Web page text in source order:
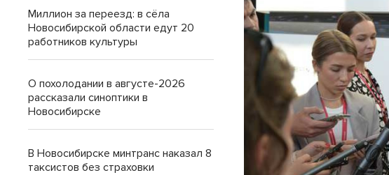
Миллион за переезд: в сёла
Новосибирской области едут 20
работников культуры
О похолодании в августе-2026
рассказали синоптики в
Новосибирске
В Новосибирске минтранс наказал 8
таксистов без страховки